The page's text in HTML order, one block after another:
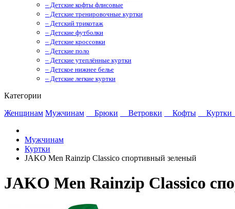
– Детские кофты флисовые
– Детские тренировочные куртки
– Детский трикотаж
– Детские футболки
– Детские кроссовки
– Детские поло
– Детские утеплённые куртки
– Детское нижнее белье
– Детские легкие куртки
Категории
Женщинам Мужчинам Брюки Ветровки Кофты Куртки
Мужчинам
Куртки
JAKO Men Rainzip Classico спортивный зеленый
JAKO Men Rainzip Classico